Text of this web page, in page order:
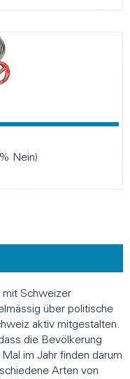
Nein)
mit Schweizer
über politische
aktiv mitgestalten.
die Bevölkerung
im Jahr finden darum
Arten von